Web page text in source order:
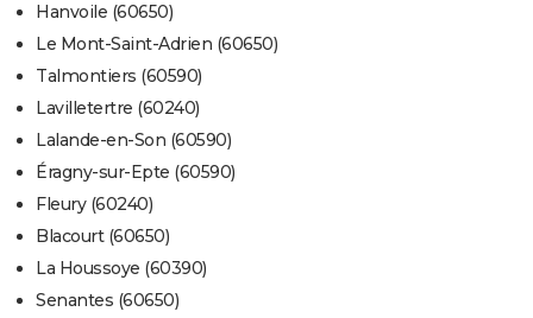
Hanvoile (60650)
Le Mont-Saint-Adrien (60650)
Talmontiers (60590)
Lavilletertre (60240)
Lalande-en-Son (60590)
Éragny-sur-Epte (60590)
Fleury (60240)
Blacourt (60650)
La Houssoye (60390)
Senantes (60650)